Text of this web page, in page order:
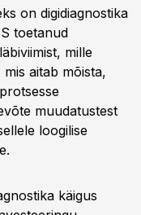
on digidiagnostika
toetanud
mille
aitab mõista,
muudatustest
loogilise
käigus